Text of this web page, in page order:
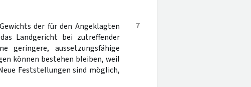
7
der für den Angeklagten
Landgericht bei zutreffender
geringere, aussetzungsfähige
können bestehen bleiben, weil
Feststellungen sind möglich,